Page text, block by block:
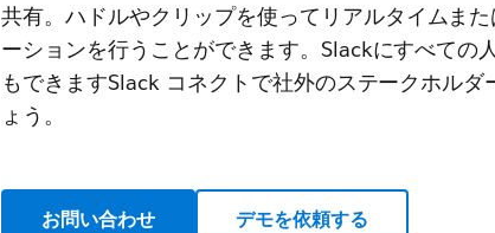
共有。ハドルやクリップを使ってリアルタイムま
ーションを行うことができます。Slackにすべての
もできますSlack コネクトで社外のステークホルダ
ょう。
お問い合わせ デモを依頼する